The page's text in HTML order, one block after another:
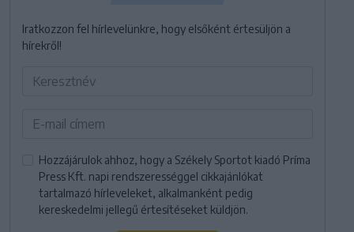
Iratkozzon fel hírlevelünkre, hogy elsőként értesüljön a
hírekről!
Hozzájárulok ahhoz, hogy a Székely Sportot kiadó Príma
Press Kft. napi rendszerességgel cikkajánlókat
tartalmazó hírleveleket, alkalmanként pedig
kereskedelmi jellegű értesítéseket küldjön.